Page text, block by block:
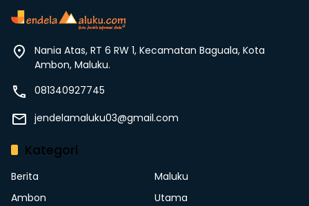
Nania Atas, RT 6 RW 1, Kecamatan Baguala, Kota
Ambon, Maluku.
081340927745
jendelamaluku03@gmail.com
Kategori
Berita
Maluku
Ambon
Utama